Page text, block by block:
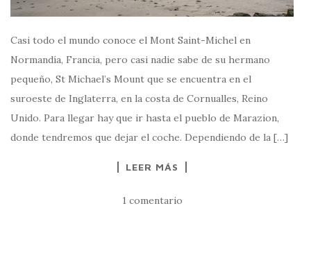
Casi todo el mundo conoce el Mont Saint-Michel en
Normandía, Francia, pero casi nadie sabe de su hermano
pequeño, St Michael’s Mount que se encuentra en el
suroeste de Inglaterra, en la costa de Cornualles, Reino
Unido. Para llegar hay que ir hasta el pueblo de Marazion,
donde tendremos que dejar el coche. Dependiendo de la […]
LEER MÁS
1 comentario